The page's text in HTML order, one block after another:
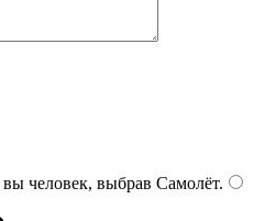
человек, выбрав Самолёт.